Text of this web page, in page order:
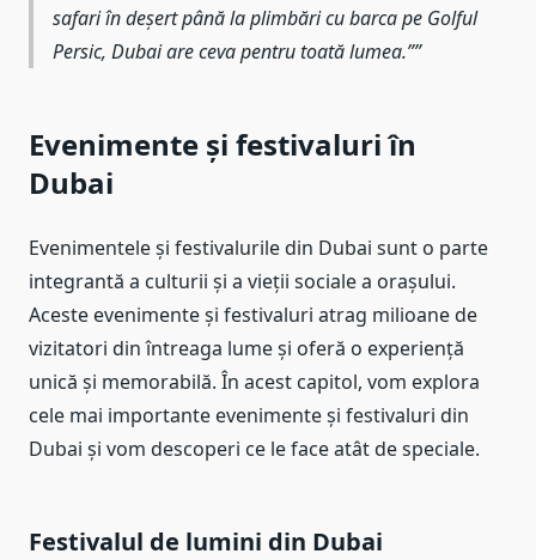
safari în deșert până la plimbări cu barca pe Golful
Persic, Dubai are ceva pentru toată lumea.”
Evenimente și festivaluri în
Dubai
Evenimentele și festivalurile din Dubai sunt o parte
integrantă a culturii și a vieții sociale a orașului.
Aceste evenimente și festivaluri atrag milioane de
vizitatori din întreaga lume și oferă o experiență
unică și memorabilă. În acest capitol, vom explora
cele mai importante evenimente și festivaluri din
Dubai și vom descoperi ce le face atât de speciale.
Festivalul de lumini din Dubai